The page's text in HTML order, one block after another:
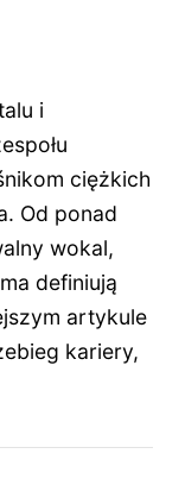
i
ciężkich
Od ponad
wokal,
definiują
artykule
kariery,